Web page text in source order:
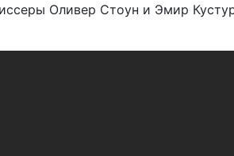
Оливер Стоун и Эмир